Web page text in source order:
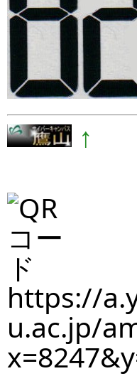
↑
https://
u.ac.jp/